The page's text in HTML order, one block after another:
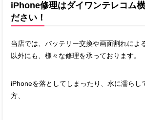
iPhone修理はダイワンテレコム
ださい！
当店では、バッテリー交換や画面割れによ
以外にも、様々な修理を承っております。
iPhoneを落としてしまったり、水に濡らし
方、